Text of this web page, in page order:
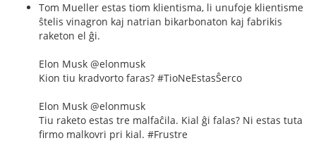
Tom Mueller estas tiom klientisma, li unufoje klientisme
ŝtelis vinagron kaj natrian bikarbonaton kaj fabrikis
raketon el ĝi.
Elon Musk @elonmusk
Kion tiu kradvorto faras? #TioNeEstasŜerco
Elon Musk @elonmusk
Tiu raketo estas tre malfaĉila. Kial ĝi falas? Ni estas tuta
firmo malkovri pri kial. #Frustre